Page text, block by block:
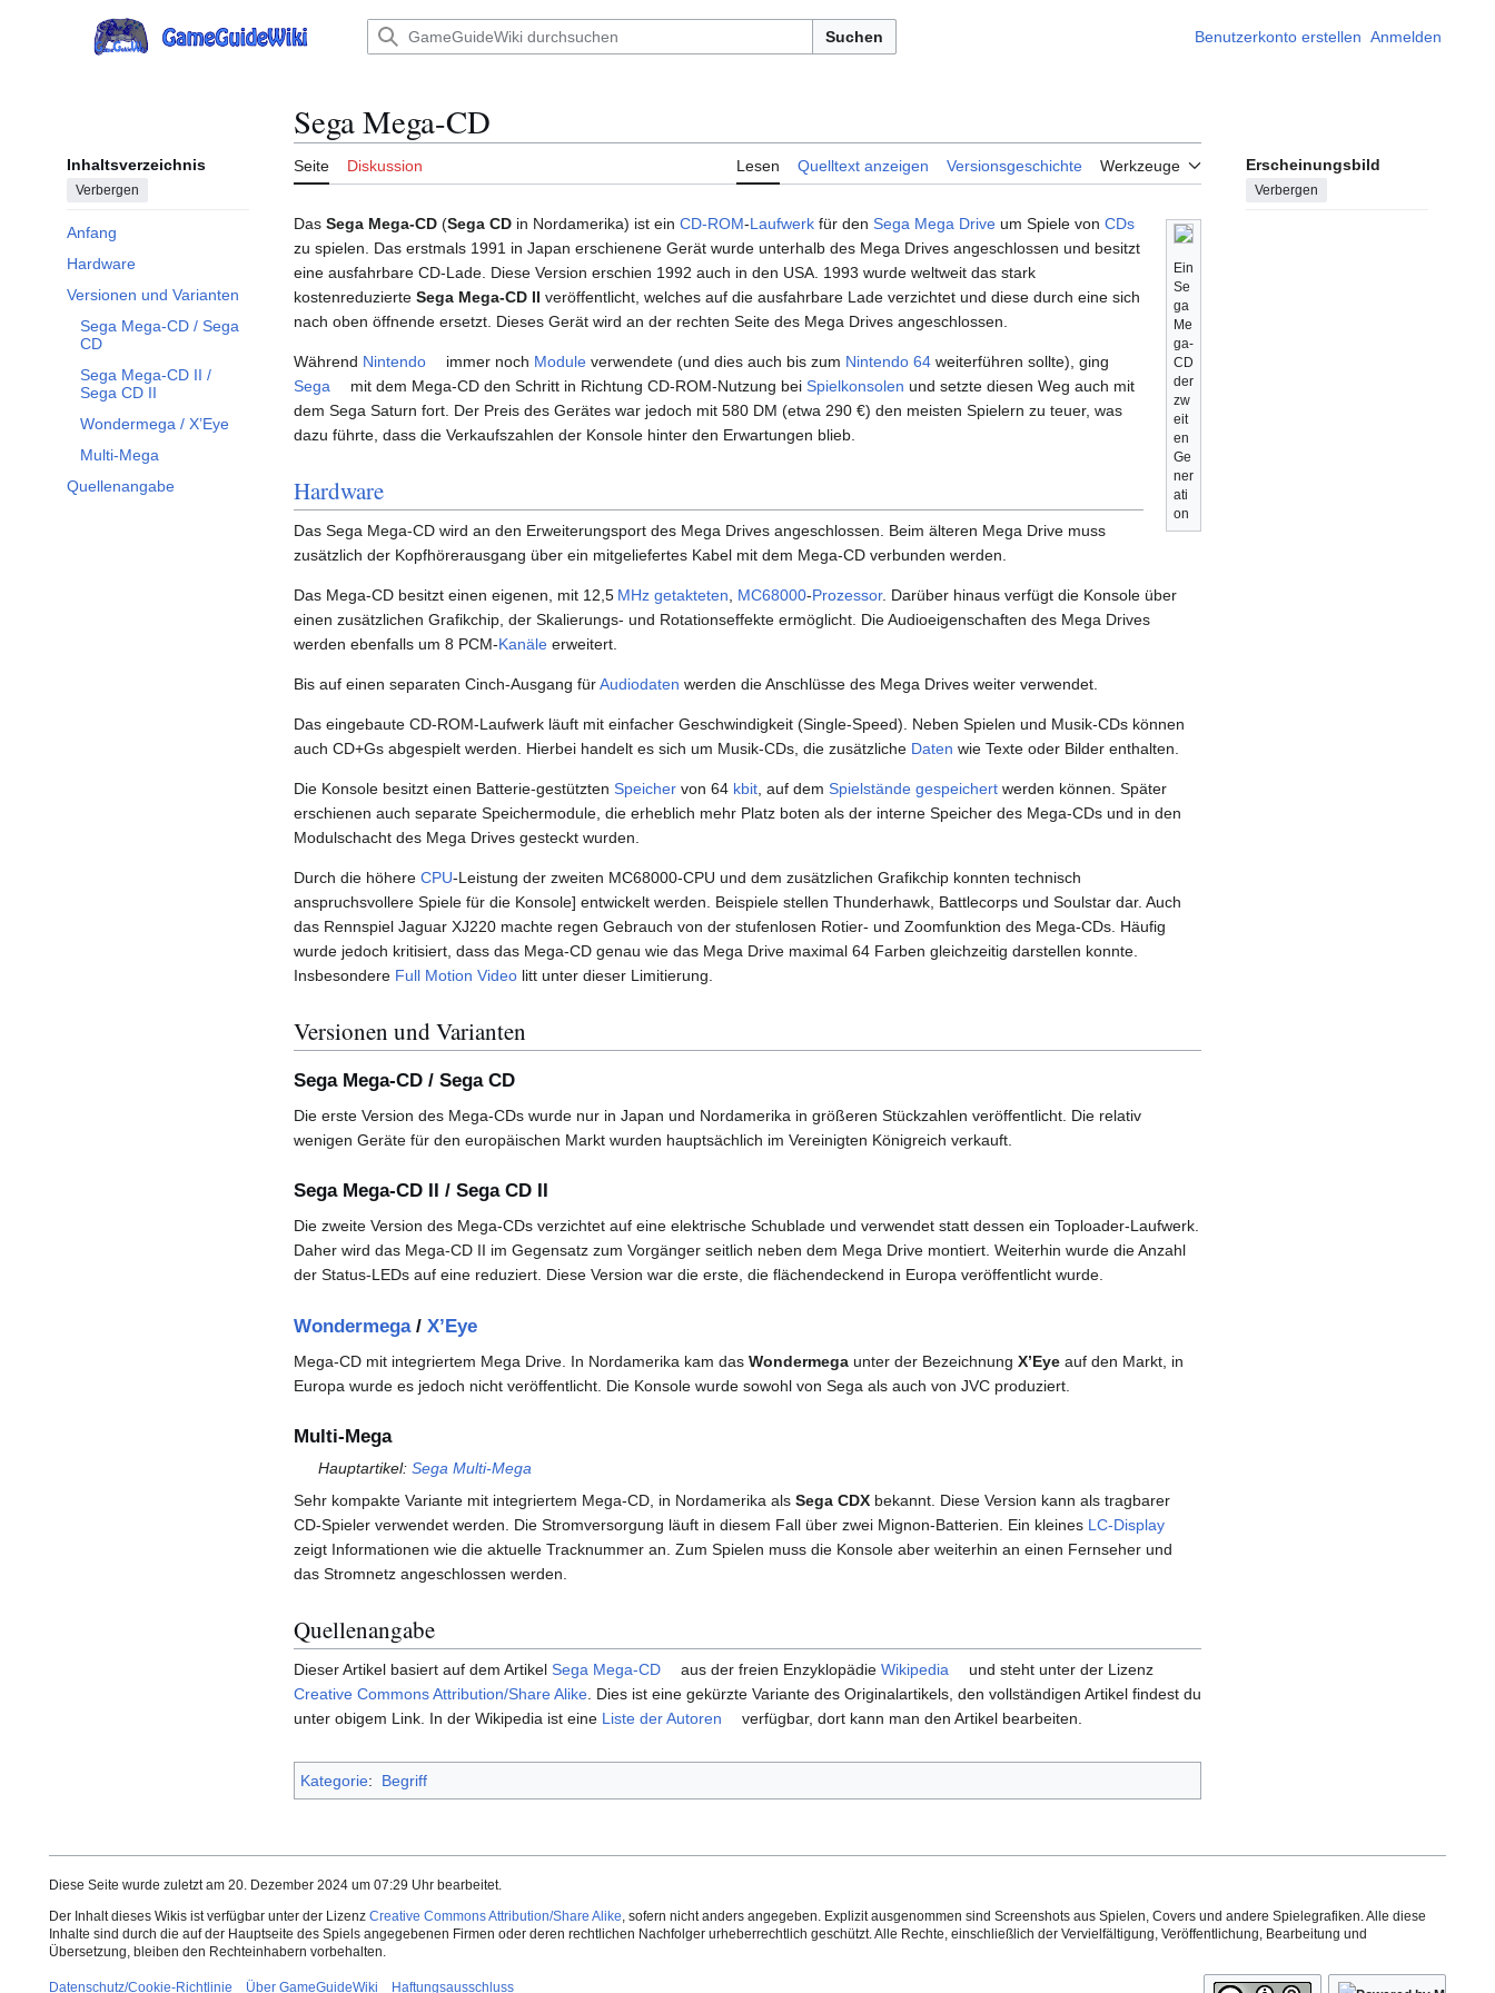
Hauptmenü Suchen Benutzerkonto erstellen Anmelden
Inhaltsverzeichnis
Verbergen
Anfang
Hardware
Versionen und Varianten
Sega Mega-CD / Sega
CD
Sega Mega-CD II /
Sega CD II
Wondermega / X’Eye
Multi-Mega
Quellenangabe
Sega Mega-CD
Seite Diskussion Lesen Quelltext anzeigen Versionsgeschichte Werkzeuge Erscheinungsbild
Verbergen
Ein
Se
ga
Me
ga-
CD
der
zw
eit
en
Ge
ner
ati
on
Das Sega Mega-CD (Sega CD in Nordamerika) ist ein CD-ROM-Laufwerk für den Sega Mega Drive um Spiele von CDs
zu spielen. Das erstmals 1991 in Japan erschienene Gerät wurde unterhalb des Mega Drives angeschlossen und besitzt
eine ausfahrbare CD-Lade. Diese Version erschien 1992 auch in den USA. 1993 wurde weltweit das stark
kostenreduzierte Sega Mega-CD II veröffentlicht, welches auf die ausfahrbare Lade verzichtet und diese durch eine sich
nach oben öffnende ersetzt. Dieses Gerät wird an der rechten Seite des Mega Drives angeschlossen.
Während Nintendo immer noch Module verwendete (und dies auch bis zum Nintendo 64 weiterführen sollte), ging
Sega
mit dem Mega-CD den Schritt in Richtung CD-ROM-Nutzung bei Spielkonsolen und setzte diesen Weg auch mit
dem Sega Saturn fort. Der Preis des Gerätes war jedoch mit 580 DM (etwa 290 €) den meisten Spielern zu teuer, was
dazu führte, dass die Verkaufszahlen der Konsole hinter den Erwartungen blieb.
Hardware
Das Sega Mega-CD wird an den Erweiterungsport des Mega Drives angeschlossen. Beim älteren Mega Drive muss
zusätzlich der Kopfhörerausgang über ein mitgeliefertes Kabel mit dem Mega-CD verbunden werden.
Das Mega-CD besitzt einen eigenen, mit 12,5 MHz getakteten MC68000-Prozessor. Darüber hinaus verfügt die Konsole über
einen zusätzlichen Grafikchip, der Skalierungs- und Rotationseffekte ermöglicht. Die Audioeigenschaften des Mega Drives
werden ebenfalls um 8 PCM-Kanäle erweitert.
Bis auf einen separaten Cinch-Ausgang fürAudiodaten werden die Anschlüsse des Mega Drives weiter verwendet.
Das eingebaute CD-ROM-Laufwerk läuft mit einfacher Geschwindigkeit (Single-Speed). Neben Spielen und Musik-CDs können
auch CD+Gs abgespielt werden. Hierbei handelt es sich um Musik-CDs, die zusätzliche Daten wie Texte oder Bilder enthalten.
Die Konsole besitzt einen Batterie-gestützten Speicher von 64 kbit , auf dem Spielstände gespeichert werden können. Später
erschienen auch separate Speichermodule, die erheblich mehr Platz boten als der interne Speicher des Mega-CDs und in den
Modulschacht des Mega Drives gesteckt wurden.
Durch die höhere CPU-Leistung der zweiten MC68000-CPU und dem zusätzlichen Grafikchip konnten technisch
anspruchsvollere Spiele für die Konsole] entwickelt werden. Beispiele stellen Thunderhawk, Battlecorps und Soulstar dar. Auch
das Rennspiel Jaguar XJ220 machte regen Gebrauch von der stufenlosen Rotier- und Zoomfunktion des Mega-CDs. Häufig
wurde jedoch kritisiert, dass das Mega-CD genau wie das Mega Drive maximal 64 Farben gleichzeitig darstellen konnte.
Insbesondere Full Motion Video litt unter dieser Limitierung.
Versionen und Varianten
Sega Mega-CD / Sega CD
Die erste Version des Mega-CDs wurde nur in Japan und Nordamerika in größeren Stückzahlen veröffentlicht. Die relativ
wenigen Geräte für den europäischen Markt wurden hauptsächlich im Vereinigten Königreich verkauft.
Sega Mega-CD II / Sega CD II
Die zweite Version des Mega-CDs verzichtet auf eine elektrische Schublade und verwendet statt dessen ein Toploader-Laufwerk.
Daher wird das Mega-CD II im Gegensatz zum Vorgänger seitlich neben dem Mega Drive montiert. Weiterhin wurde die Anzahl
der Status-LEDs auf eine reduziert. Diese Version war die erste, die flächendeckend in Europa veröffentlicht wurde.
Wondermega/ X’Eye
Mega-CD mit integriertem Mega Drive. In Nordamerika kam das Wondermega unter der Bezeichnung X’Eye auf den Markt, in
Europa wurde es jedoch nicht veröffentlicht. Die Konsole wurde sowohl von Sega als auch von JVC produziert.
Multi-Mega
Hauptartikel:Sega Multi-Mega
Sehr kompakte Variante mit integriertem Mega-CD, in Nordamerika als Sega CDX bekannt. Diese Version kann als tragbarer
CD-Spieler verwendet werden. Die Stromversorgung läuft in diesem Fall über zwei Mignon-Batterien. Ein kleines LC-Display
zeigt Informationen wie die aktuelle Tracknummer an. Zum Spielen muss die Konsole aber weiterhin an einen Fernseher und
das Stromnetz angeschlossen werden.
Quellenangabe
Dieser Artikel basiert auf dem Artikel Sega Mega-CD aus der freien Enzyklopädie Wikipedia
und steht unter der Lizenz
Creative Commons Attribution/Share Alike. Dies ist eine gekürzte Variante des Originalartikels, den vollständigen Artikel findest du
unter obigem Link. In der Wikipedia ist eine Liste der Autoren verfügbar, dort kann man den Artikel bearbeiten.
Kategorie: Begriff
Diese Seite wurde zuletzt am 20. Dezember 2024 um 07:29 Uhr bearbeitet.
Der Inhalt dieses Wikis ist verfügbar unter der Lizenz Creative Commons Attribution/Share Alike, sofern nicht anders angegeben. Explizit ausgenommen sind Screenshots aus Spielen, Covers und andere Spielegrafiken. Alle diese
Inhalte sind durch die auf der Hauptseite des Spiels angegebenen Firmen oder deren rechtlichen Nachfolger urheberrechtlich geschützt. Alle Rechte, einschließlich der Vervielfältigung, Veröffentlichung, Bearbeitung und
Übersetzung, bleiben den Rechteinhabern vorbehalten.
Datenschutz/Cookie-Richtlinie Über GameGuideWiki Haftungsausschluss